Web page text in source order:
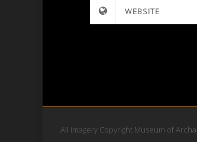
All Imagery Copyright Museum of